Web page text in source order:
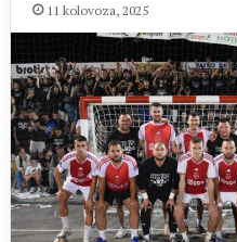
11 kolovoza, 2025